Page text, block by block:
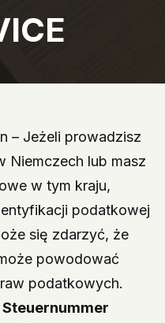
– Jeżeli prowadzisz
Niemczech lub masz
w tym kraju,
podatkowej
się zdarzyć, że
powodować
podatkowych.
Steuernummer